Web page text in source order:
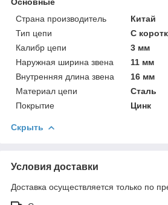
Страна производитель
Китай
Тип цепи
С
Калибр цепи
3 мм
Наружная ширина звена
11 мм
Внутренняя длина звена
16 мм
Материал цепи
Сталь
Покрытие
Цинк
Скрыть
Условия доставки
Доставка осуществляется только по